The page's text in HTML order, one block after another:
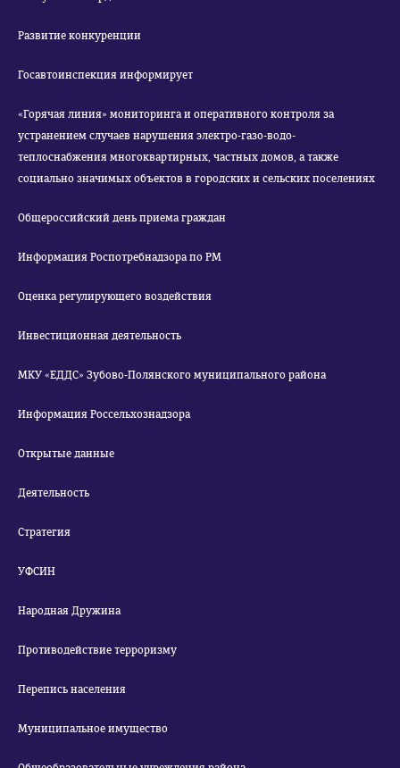
Развитие конкуренции
Госавтоинспекция информирует
«Горячая линия» мониторинга и оперативного контроля за
устранением случаев нарушения электро-газо-водо-
теплоснабжения многоквартирных, частных домов, а также
социально значимых объектов в городских и сельских поселениях
Общероссийский день приема граждан
Информация Роспотребнадзора по РМ
Оценка регулирующего воздействия
Инвестиционная деятельность
МКУ «ЕДДС» Зубово-Полянского муниципального района
Информация Россельхознадзора
Открытые данные
Деятельность
Стратегия
УФСИН
Народная Дружина
Противодействие терроризму
Перепись населения
Муниципальное имущество